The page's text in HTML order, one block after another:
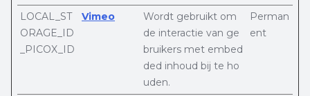
LOCAL_ST
ORAGE_ID
_PICOX_ID
Vimeo
Wordt gebruikt om
de interactie van ge
bruikers met embed
ded inhoud bij te ho
uden.
Perman
ent